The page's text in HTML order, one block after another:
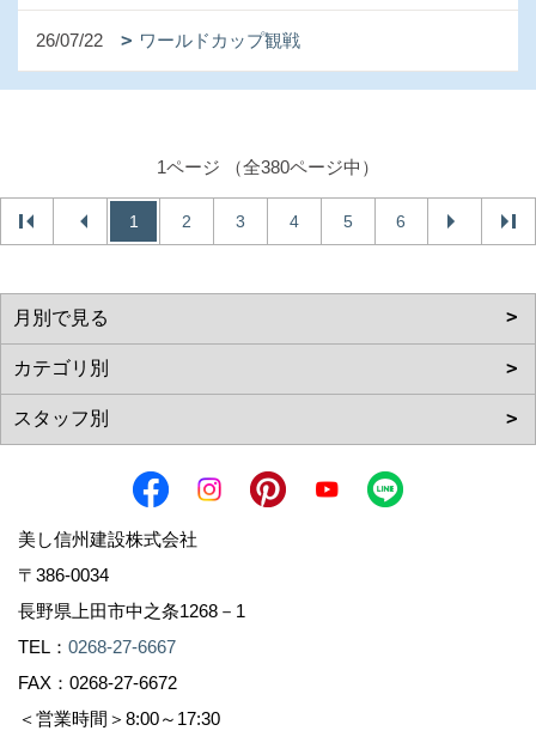
26/07/22 ワールドカップ観戦
1ページ （全380ページ中）
1 2 3 4 5 6
美し信州建設株式会社
〒386-0034
長野県上田市中之条1268－1
TEL： 0268-27-6667
FAX：0268-27-6672
＜営業時間＞8:00～17:30